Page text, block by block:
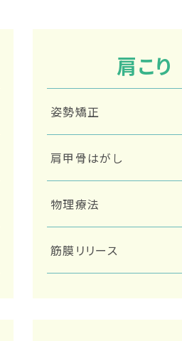
肩こり
姿勢矯正
肩甲骨はがし
物理療法
筋膜リリース